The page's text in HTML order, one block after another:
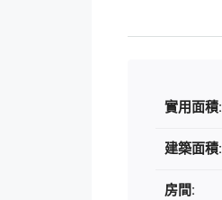
實用面積:
建築面積:
房間: